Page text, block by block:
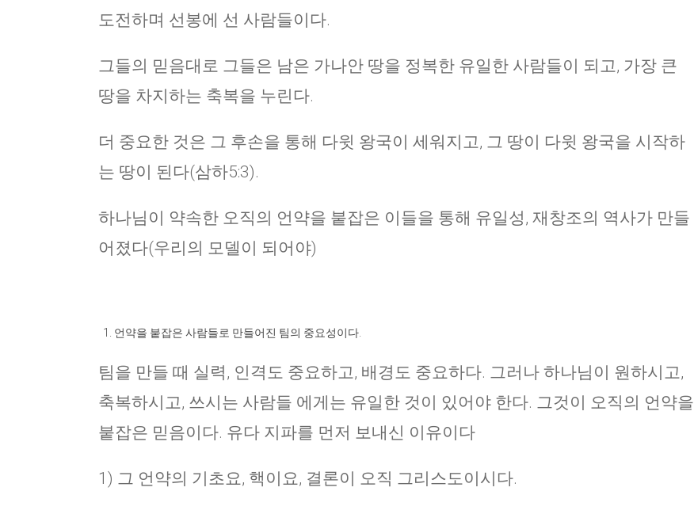
도전하며 선봉에 선 사람들이다.
그들의 믿음대로 그들은 남은 가나안 땅을 정복한 유일한 사람들이 되고, 가장 큰
땅을 차지하는 축복을 누린다.
더 중요한 것은 그 후손을 통해 다윗 왕국이 세워지고, 그 땅이 다윗 왕국을 시작하
는 땅이 된다(삼하5:3).
하나님이 약속한 오직의 언약을 붙잡은 이들을 통해 유일성, 재창조의 역사가 만들
어졌다(우리의 모델이 되어야)
언약을 붙잡은 사람들로 만들어진 팀의 중요성이다.
팀을 만들 때 실력, 인격도 중요하고, 배경도 중요하다. 그러나 하나님이 원하시고,
축복하시고, 쓰시는 사람들 에게는 유일한 것이 있어야 한다. 그것이 오직의 언약을
붙잡은 믿음이다. 유다 지파를 먼저 보내신 이유이다
1) 그 언약의 기초요, 핵이요, 결론이 오직 그리스도이시다.